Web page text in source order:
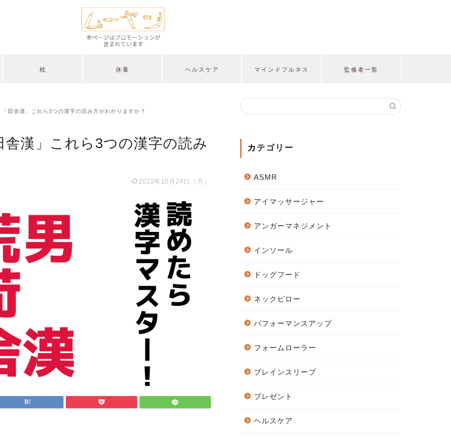
枕 休養 ヘルスケア マインドフルネス 監修者一覧
「田舎漢」これら3つの漢字の読み方がわかりますか？
舎漢」これら3つの漢字の読み
2022年10月24日（月）
カテゴリー
ASMR
アイマッサージャー
アンガーマネジメント
インソール
ドッグフード
ネックピロー
パフォーマンスアップ
フォームローラー
ブレインスリープ
プレゼント
ヘルスケア